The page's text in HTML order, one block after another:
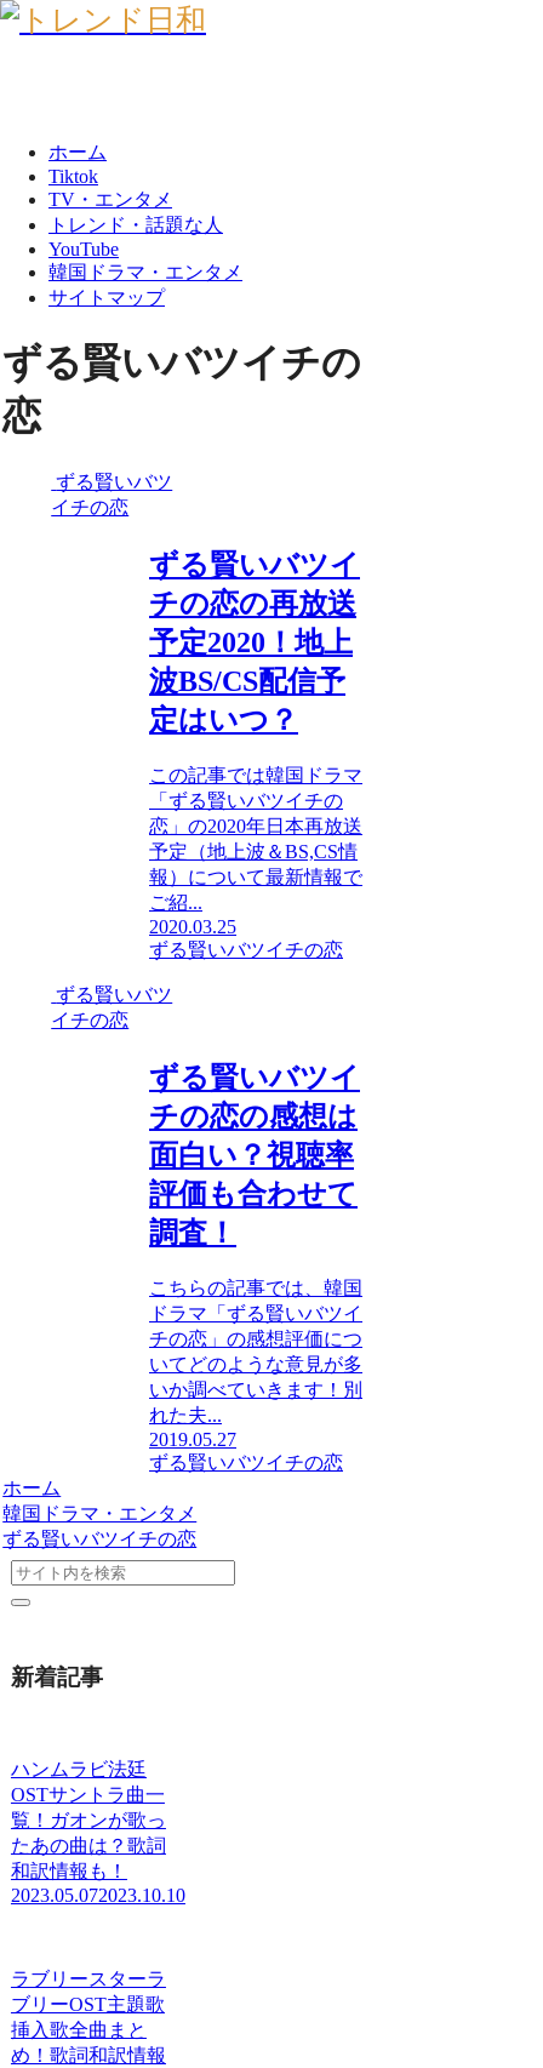
ホーム
Tiktok
TV・エンタメ
トレンド・話題な人
YouTube
韓国ドラマ・エンタメ
サイトマップ
ずる賢いバツイチの
恋
ずる賢いバツ
イチの恋
ずる賢いバツイ
チの恋の再放送
予定2020！地上
波BS/CS配信予
定はいつ？
この記事では韓国ドラマ
「ずる賢いバツイチの
恋」の2020年日本再放送
予定（地上波＆BS,CS情
報）について最新情報で
ご紹...
2020.03.25
ずる賢いバツイチの恋
ずる賢いバツ
イチの恋
ずる賢いバツイ
チの恋の感想は
面白い？視聴率
評価も合わせて
調査！
こちらの記事では、韓国
ドラマ「ずる賢いバツイ
チの恋」の感想評価につ
いてどのような意見が多
いか調べていきます！別
れた夫...
2019.05.27
ずる賢いバツイチの恋
ホーム
韓国ドラマ・エンタメ
ずる賢いバツイチの恋
新着記事
ハンムラビ法廷
OSTサントラ曲一
覧！ガオンが歌っ
たあの曲は？歌詞
和訳情報も！
2023.05.072023.10.10
ラブリースターラ
ブリーOST主題歌
挿入歌全曲まと
め！歌詞和訳情報